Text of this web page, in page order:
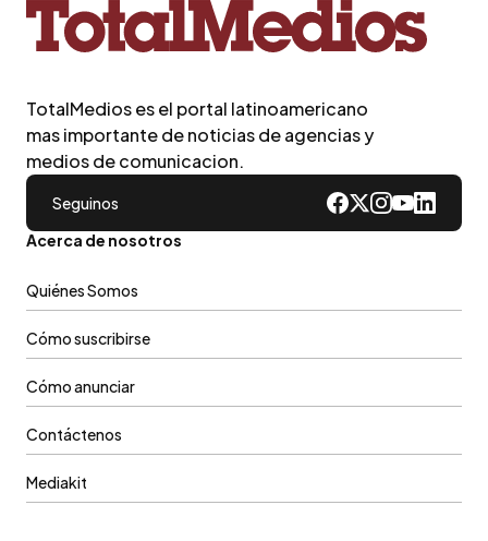
TotalMedios es el portal latinoamericano
mas importante de noticias de agencias y
medios de comunicacion.
Seguinos
Acerca de nosotros
Quiénes Somos
Cómo suscribirse
Cómo anunciar
Contáctenos
Mediakit